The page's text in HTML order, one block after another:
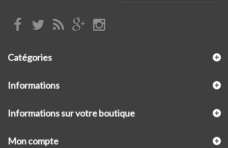
Catégories
Informations
Informations sur votre boutique
Mon compte